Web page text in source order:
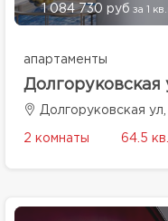
1 084 730 руб за 1
апартаменты
Долгоруковская
Долгоруковская
2 комнаты 64.5